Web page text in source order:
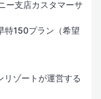
ー支店カスタマーサ
特150プラン（希望
リゾートが運営する